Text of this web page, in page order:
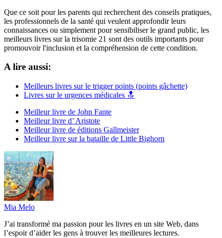
Que ce soit pour les parents qui recherchent des conseils pratiques,
les professionnels de la santé qui veulent approfondir leurs
connaissances ou simplement pour sensibiliser le grand public, les
meilleurs livres sur la trisomie 21 sont des outils importants pour
promouvoir l'inclusion et la compréhension de cette condition.
A lire aussi:
Meilleurs livres sur le trigger points (points gâchette)
Livres sur le urgences médicales 🔝
Meilleur livre de John Fante
Meilleur livre d’ Aristote
Meilleur livre de éditions Gallmeister
Meilleur livre sur la bataille de Little Bighorn
Mia Melo
J’ai transformé ma passion pour les livres en un site Web, dans
l’espoir d’aider les gens à trouver les meilleures lectures.